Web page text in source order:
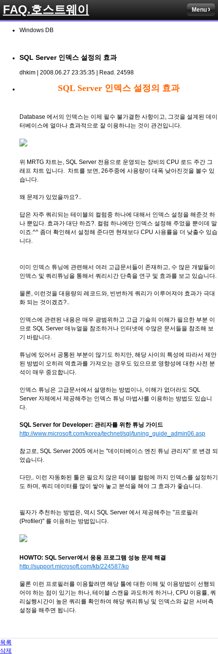
FAQ.호스트웨이 Menu
Windows DB
SQL Server 인덱스 설정의 효과
dhkim | 2008.06.27 23:35:35 | Read. 24598
SQL Server 인덱스 설정의 효과
Database 에서의 인덱스는 이제 필수 불가결한 사항이고, 그것을 설계된 데이
터베이스에 얼마나 효과적으로 잘 이용하냐는 것이 관건입니다.
위 MRTG 챠트는, SQL Server 전용으로 운영되는 장비의 CPU 로드 주간 그
래프 챠트 입니다. 차트를 보면, 26주중에 사용량이 대폭 낮아진것을 볼수 있
습니다.
왜 문제가 있었을까요?..
답은 자주 쿼리되는 테이블의 컬럼중 하나에 대해서 인덱스 설정을 해준것 하
나 뿐입다. 효과가 대단 하죠?. 컬럼 하나에만 인덱스 설정해 주었을 뿐이데 말
이죠.^^ 좀더 확인해서 설정해 준다면 현재보다 CPU 사용률을 더 낮출수 있습
니다.
이미 인덱스 튜닝에 관련해서 여러 고급문서들이 존재하고, 수 많은 개발들이
인덱스 및 쿼리튜닝을 통해서 쿼리시간 단축을 연구 및 효과를 보고 있습니다.
물론, 이런것을 대용량의 레코드와, 빈번하게 쿼리가 이루어져야 효과가 극대
화 되는 것이겠죠?..
인덱스에 관련된 내용은 매우 광범위하고 고급 기술의 이해가 필요한 부분 이
므로 SQL Server 매뉴얼을 참조하거나 인터넷에 수많은 문서들을 참조해 보
기 바랍니다.
튜닝에 있어서 공통된 부분이 많기도 하지만, 해당 사이의 특성에 따라서 제안
된 방법이 오히려 역효과를 가져오는 경우도 있으므로 영향성에 대한 사전 분
석이 매우 중요합니다.
인덱스 튜닝은 고급문서에서 설명하는 방법이나, 이해가 없더라도 SQL
Server 자체에서 제공해주는 인덱스 튜닝 마법사를 이용하는 방법도 있습니
다.
SQL Server for Developer: 관리자를 위한 튜닝 가이드
http://www.microsoft.com/korea/technet/sql/tuning_guide_admin06.asp
참고로, SQL Server 2005 에서는 "데이터베이스 엔진 튜닝 관리자" 로 변경 되
었습니다.
다만,. 이런 자동화된 툴은 필요치 않은 테이블 컬럼에 까지 인덱스를 설정하기
도 하며, 쿼리 데이터를 많이 쌓아 놓고 분석을 해야 그 효과가 좋습니다.
필자가 추천하는 방법은, 역시 SQL Server 에서 제공해주는 "프로필러
(Profiler)" 를 이용하는 방법입니다.
HOWTO: SQL Server에서 응용 프로그램 성능 문제 해결
http://support.microsoft.com/kb/224587/ko
물론 이런 프로필러를 이용할려면 해당 툴에 대한 이해 및 이용방법이 선행되
어야 하는 점이 있기는 하나, 테이블 스캔을 과도하게 하거나, CPU 이용률, 쿼
리실행시간이 높은 쿼리를 확인하여 해당 쿼리튜닝 및 인덱스와 같은 서버측
설정을 해주면 됩니다.
목록
삭제